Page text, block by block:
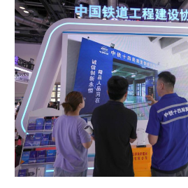
山东 河南
广东 广西
四川 贵州
陕西 甘肃
新疆 内蒙古